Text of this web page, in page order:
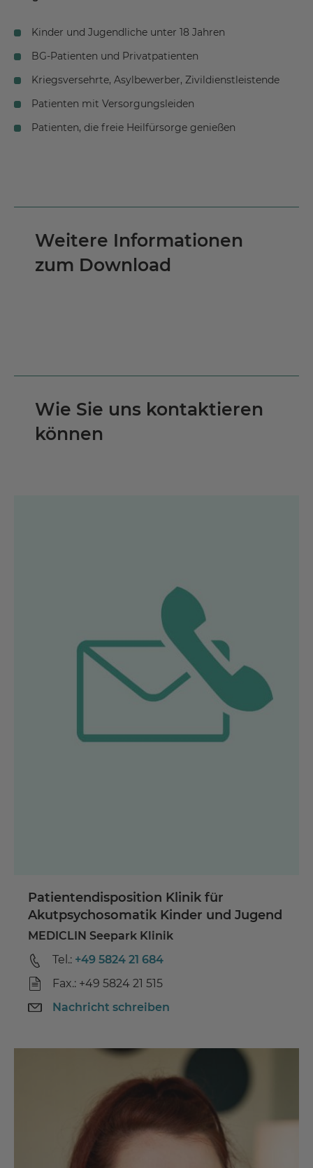
Kinder und Jugendliche unter 18 Jahren
BG-Patienten und Privatpatienten
Kriegsversehrte, Asylbewerber, Zivildienstleistende
Patienten mit Versorgungsleiden
Patienten, die freie Heilfürsorge genießen
Weitere Informationen
zum Download
Wie Sie uns kontaktieren
können
Patientendisposition Klinik für
Akutpsychosomatik Kinder und Jugend
MEDICLIN Seepark Klinik
Tel.: +49 5824 21 684
Fax.: +49 5824 21 515
Nachricht schreiben